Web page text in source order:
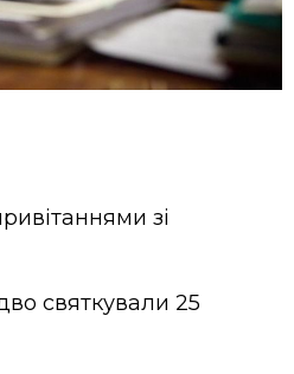
зі
святкували 25